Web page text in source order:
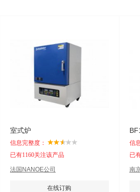
室式炉
信息完整度：
已有1160关注该产品
法国NANOE公司
在线订购
信
已
南